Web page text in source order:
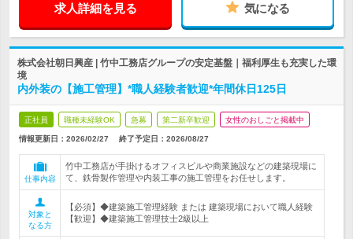
求人詳細を見る 気になる
株式会社朝日興産 | 竹中工務店グループの安定基盤｜福利厚生も充実した環
境
内外装の【施工管理】*職人経験者歓迎*年間休日125日
正社員 職種未経験OK 急募 第二新卒歓迎 女性のおしごと掲載中
情報更新日：2026/02/27 終了予定日： 2026/08/27
仕事内容
竹中工務店が手掛けるオフィスビルや商業施設などの建築現場に
て、鉄骨製作管理や内装工事の施工管理をお任せします。
対象と
なる方
【必須】◆建築施工管理経験 または 建築現場において職人経験
【歓迎】◆建築施工管理技士2級以上